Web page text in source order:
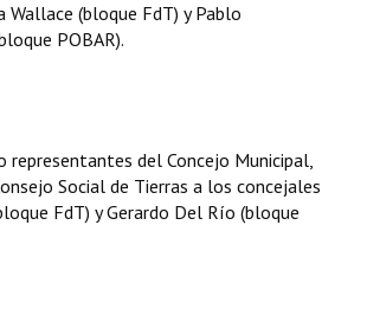
Wallace (bloque FdT) y Pablo
POBAR).
representantes del Concejo Municipal,
Social de Tierras a los concejales
FdT) y Gerardo Del Río (bloque